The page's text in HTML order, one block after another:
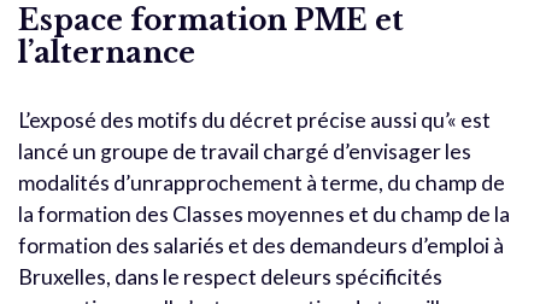
Espace formation PME et
l’alternance
L’exposé des motifs du décret précise aussi qu’« est
lancé un groupe de travail chargé d’envisager les
modalités d’unrapprochement à terme, du champ de
la formation des Classes moyennes et du champ de la
formation des salariés et des demandeurs d’emploi à
Bruxelles, dans le respect deleurs spécificités